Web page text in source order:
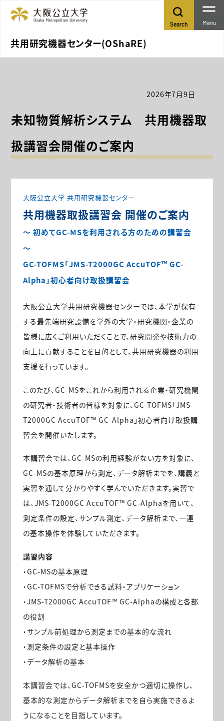
共用研究機器センター(OShaRE)
Search Menu
2026年7月9日
未知物質解析システム 共用機器取
扱講習会開催のご案内
大阪公立大学 共用研究機器センター
共用機器取扱講習会 開催のご案内
～ 初めてGC-MSを利用される方のための講習会
～
GC-TOFMS「JMS-T2000GC AccuTOF™ GC-
Alpha」初心者向け取扱講習会
大阪公立大学共用研究機器センターでは、本学が保有
する最先端研究設備を学外の大学・研究機関・企業の
皆様に広くご利用いただくことで、研究開発や技術力の
向上に貢献することを目的として、共用研究機器の利用
支援を行っています。
このたび、GC-MSをこれから利用される企業・研究機関
の研究者・技術者の皆様を対象に、GC-TOFMS「JMS-
T2000GC AccuTOF™ GC-Alpha」初心者向け取扱講
習会を開催いたします。
本講習会では、GC-MSの利用経験がない方を対象に、
GC-MSの基本原理から測定、データ解析までを、講義と
実習を通して分かりやすく学んでいただきます。実習で
は、JMS-T2000GC AccuTOF™ GC-Alphaを用いて、
測定条件の設定、サンプル測定、データ解析まで、一連
の基本操作を体験していただきます。
講習内容
・GC-MSの基本原理
・GC-TOFMSで分析できる試料・アプリケーション
・JMS-T2000GC AccuTOF™ GC-Alphaの構成と各部
の役割
・サンプル前処理から測定までの基本的な流れ
・測定条件の設定と基本操作
・データ解析の基本
本講習会では、GC-TOFMSを安全かつ適切に操作し、
基本的な測定からデータ解析までを自ら実施できるよ
うになることを目指しています。